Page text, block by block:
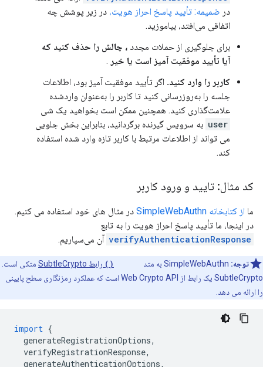
در ضمیمه: تأیید پاسخ احراز هویت، در زیر پوشش چه
اتفاقی می‌افتد، بیاموزید.
برای جلوگیری از حملات مجدد ، چالش را حذف کنید که
آیا تأیید موفقیت آمیز است یا خیر .
کاربر را وارد کنید. اگر تأیید موفقیت آمیز بود، اطلاعات
جلسه را به‌روزرسانی کنید تا کاربر را به‌عنوان واردشده
علامت‌گذاری کنید. همچنین ممکن است بخواهید یک شی
user به سرویس گیرنده برگردانید، بنابراین بخش جلویی
می تواند از اطلاعات مرتبط با کاربر تازه وارد شده استفاده
کند.
کد مثال: تایید و ورود کاربر
ما از کتابخانه SimpleWebAuthn
در مثال های خود استفاده می کنیم.
در اینجا، ما تأیید پاسخ احراز هویت را به تابع
verifyAuthenticationResponse آن می‌سپاریم.
توجه: SimpleWebAuthn به متد رابط SubtleCrypto
متکی است.
SubtleCrypto یک رابط از Web Crypto API است که عملکرد رمزنگاری سطح پایینی
را ارائه می دهد.
import {
generateRegistrationOptions,
verifyRegistrationResponse,
generateAuthenticationOptions,